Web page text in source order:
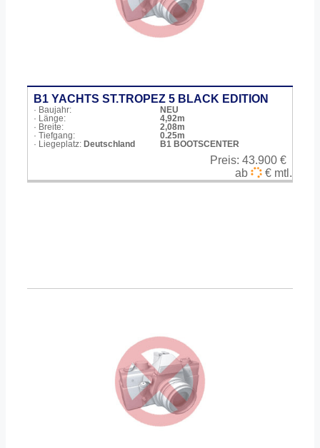
B1 YACHTS ST.TROPEZ 5 BLACK EDITION
· Baujahr:
NEU
· Länge:
4,92m
· Breite:
2,08m
· Tiefgang:
0.25m
· Liegeplatz: Deutschland B1 BOOTSCENTER
Preis: 43.900 €
ab
€ mtl.